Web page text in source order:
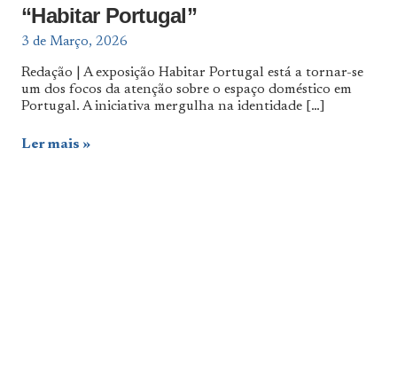
“Habitar Portugal”
3 de Março, 2026
Redação | A exposição Habitar Portugal está a tornar-se
um dos focos da atenção sobre o espaço doméstico em
Portugal. A iniciativa mergulha na identidade
[…]
Ler mais